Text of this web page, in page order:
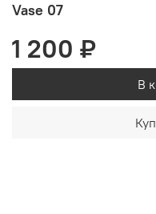
Vase 07
1 200 ₽
В